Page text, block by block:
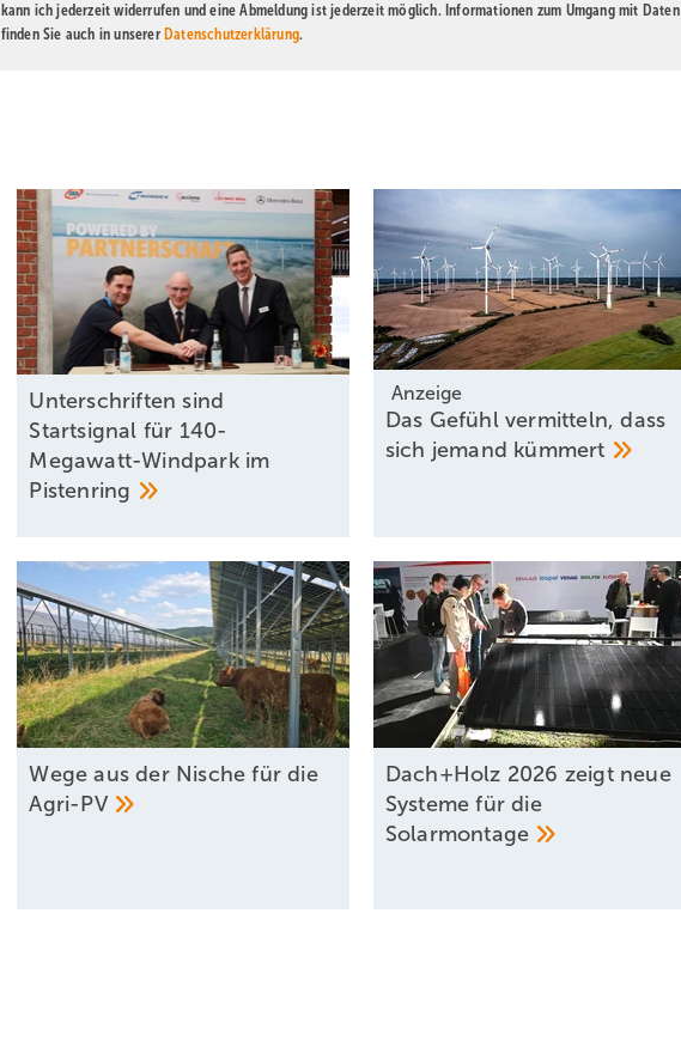
kann ich jederzeit widerrufen und eine Abmeldung ist jederzeit möglich. Informationen zum Umgang mit Daten
finden Sie auch in unserer Datenschutzerklärung.
Unterschriften sind
Startsignal für 140-
Megawatt-Windpark im
Pistenring
Anzeige
Das Gefühl vermitteln, dass
sich jemand kümmert
Wege aus der Nische für die
Agri-PV
Dach+Holz 2026 zeigt neue
Systeme für die
Solarmontage